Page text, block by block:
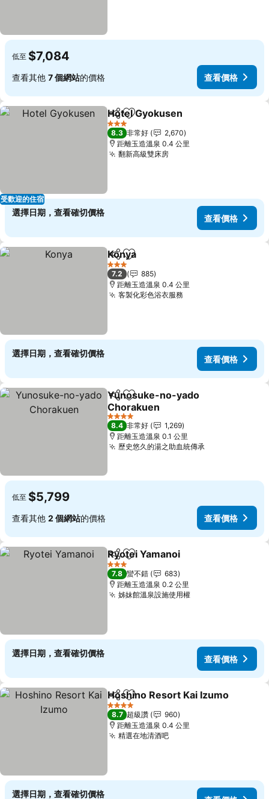
低至 $7,084
查看其他 7 個網站的價格 查看價格
受歡迎的住宿
分享 加入我的最愛
Hotel Gyokusen
3 星級
8.3 非常好
2,670
距離玉造溫泉 0.4 公里
翻新高級雙床房
選擇日期，查看確切價格
查看價格
分享 加入我的最愛
Konya
3 星級
7.2
885
距離玉造溫泉 0.4 公里
客製化彩色浴衣服務
選擇日期，查看確切價格
查看價格
分享 加入我的最愛
Yunosuke-no-yado
Chorakuen
4 星級
8.4 非常好
1,269
距離玉造溫泉 0.1 公里
歷史悠久的湯之助血統傳承
低至 $5,799
查看其他 2 個網站的價格 查看價格
分享 加入我的最愛
Ryotei Yamanoi
3 星級
7.8 蠻不錯
683
距離玉造溫泉 0.2 公里
姊妹館溫泉設施使用權
選擇日期，查看確切價格
查看價格
分享 加入我的最愛
Hoshino Resort Kai Izumo
4 星級
8.7 超級讚
960
距離玉造溫泉 0.4 公里
精選在地清酒吧
選擇日期，查看確切價格